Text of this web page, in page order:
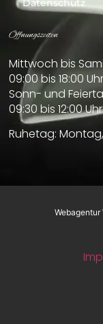
Datenschutz
Öffnungszeiten
Mittwoch bis
09:00 bis 18:00 Uhr
Sonn- und
09:30 bis 12:00
Ruhetag:
Webagentur